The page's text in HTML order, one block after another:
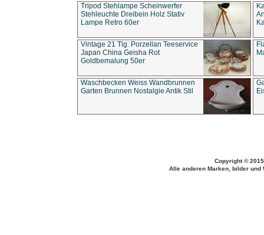
Tripod Stehlampe Scheinwerfer
Stehleuchte Dreibein Holz Stativ
Lampe Retro 60er
Vintage 21 Tlg. Porzellan Teeservice
Japan China Geisha Rot
Goldbemalung 50er
Waschbecken Weiss Wandbrunnen
Garten Brunnen Nostalgie Antik Stil
Copyright ©
Alle anderen Marken, bilder und